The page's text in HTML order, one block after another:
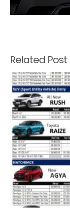
Related Post